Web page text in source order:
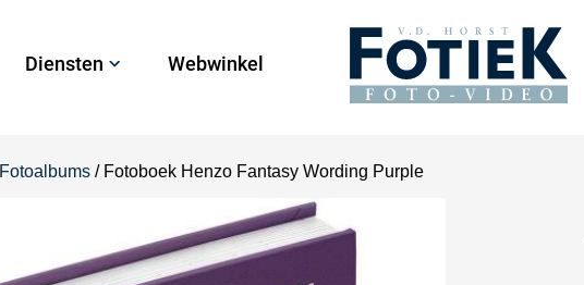
Diensten Webwinkel
Fotoalbums / Fotoboek Henzo Fantasy Wording Purple